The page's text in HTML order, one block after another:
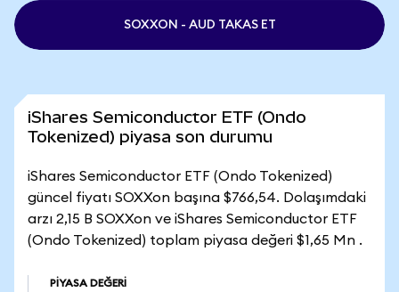
SOXXON - AUD TAKAS ET
iShares Semiconductor ETF (Ondo
Tokenized) piyasa son durumu
iShares Semiconductor ETF (Ondo Tokenized)
güncel fiyatı SOXXon başına $766,54. Dolaşımdaki
arzı 2,15 B SOXXon ve iShares Semiconductor ETF
(Ondo Tokenized) toplam piyasa değeri $1,65 Mn .
PIYASA DEĞERI